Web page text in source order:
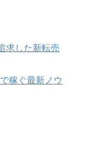
求した新転売
稼ぐ最新ノウ